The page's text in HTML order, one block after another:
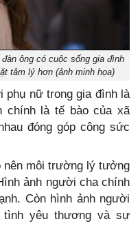
ông có cuộc sống gia đình
tâm lý hơn (ảnh minh họa)
phụ nữ trong gia đình là
chính là tế bào của xã
đóng góp công sức
nên môi trường lý tưởng
ảnh người cha chính
Còn hình ảnh người
yêu thương và sự